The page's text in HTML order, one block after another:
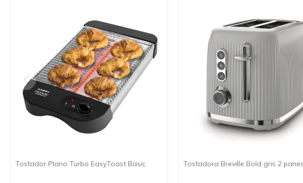
Tostador Plano Turbo EasyToast Basic Tostadora Breville Bold gris 2 panes